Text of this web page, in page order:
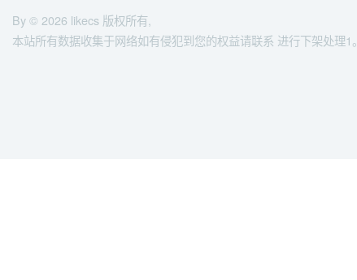
By © 2026 likecs 版权所有,
本站所有数据收集于网络如有侵犯到您的权益请联系 进行下架处理1。